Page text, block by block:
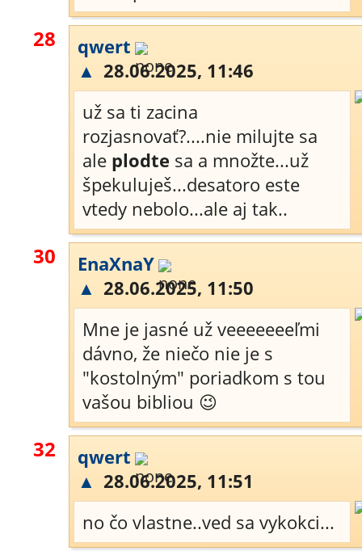
28
qwert
▲ 28.06.2025, 11:46
už sa ti zacina
rozjasnovať?....nie milujte sa
ale plodte sa a množte...už
špekuluješ...desatoro este
vtedy nebolo...ale aj tak..
30
EnaXnaY
▲ 28.06.2025, 11:50
Mne je jasné už veeeeeeeľmi
dávno, že niečo nie je s
"kostolným" poriadkom s tou
vašou bibliou 😉
32
qwert
▲ 28.06.2025, 11:51
no čo vlastne..ved sa vykokci...